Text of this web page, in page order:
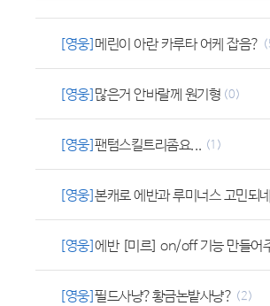
[영웅] 메린이 아란 카루타 어케 잡음?
[영웅] 많은거 안바랄께 원기형 (0)
[영웅]팬텀스킬트리좀요... (1)
[영웅]본캐로 에반과 루미너스 고민되
[영웅]에반 [미르] on/off 기능 만들어
[영웅]필드사냥?황금논밭사냥? (2)